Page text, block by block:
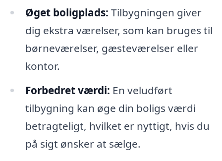
Øget boligplads: Tilbygningen giver
dig ekstra værelser, som kan bruges til
børneværelser, gæsteværelser eller
kontor.
Forbedret værdi: En veludført
tilbygning kan øge din boligs værdi
betragteligt, hvilket er nyttigt, hvis du
på sigt ønsker at sælge.